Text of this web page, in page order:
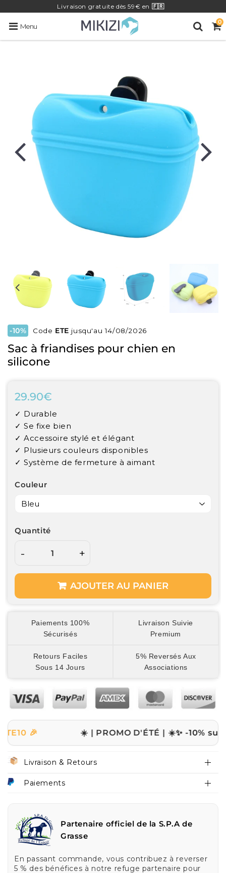
Livraison gratuite dès 59€ en 🇫🇷
Menu
0
-10% Code ETE jusqu'au 14/08/2026
Sac à friandises pour chien en
silicone
29.90€
Unit
price
✓ Durable
✓ Se fixe bien
✓ Accessoire stylé et élégant
✓ Plusieurs couleurs disponibles
✓ Système de fermeture à aimant
Couleur
Quantité
- +
AJOUTER AU PANIER
Paiements 100%
Sécurisés
Livraison Suivie
Premium
Retours Faciles
Sous 14 Jours
5% Reversés Aux
Associations
☀️ | PROMO D'ÉTÉ | ☀️✨ -10% sur tout le
Livraison & Retours
Paiements
Partenaire officiel de la S.P.A de
Grasse
En passant commande, vous contribuez à reverser
5 % des bénéfices à notre refuge partenaire pour